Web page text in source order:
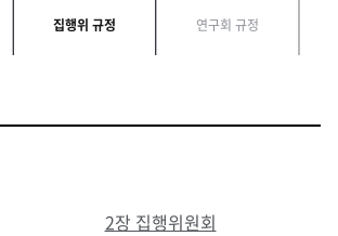
집행위 규정 연구회 규정
2장 집행위원회